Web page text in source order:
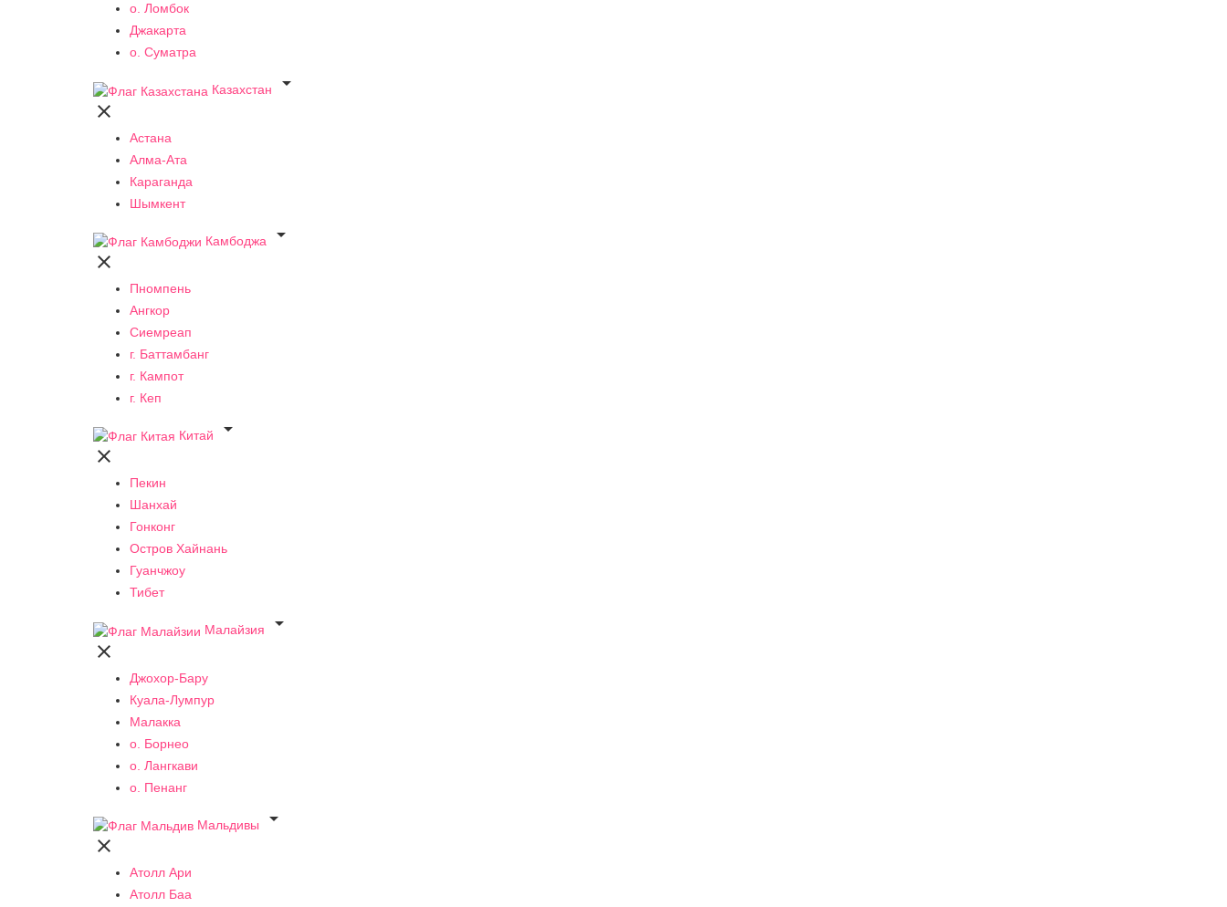
о. Ломбок
Джакарта
о. Суматра
Казахстан


Астана
Алма-Ата
Караганда
Шымкент
Камбоджа


Пномпень
Ангкор
Сиемреап
г. Баттамбанг
г. Кампот
г. Кеп
Китай


Пекин
Шанхай
Гонконг
Остров Хайнань
Гуанчжоу
Тибет
Малайзия


Джохор-Бару
Куала-Лумпур
Малакка
о. Борнео
о. Лангкави
о. Пенанг
Мальдивы


Атолл Ари
Атолл Баа